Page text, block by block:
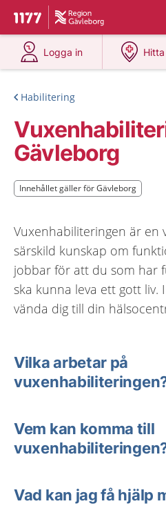
Till startsidan för 1177
Du har valt region
Logga in
på 1177.se
på
Habilitering
Gävleborg
Innehållet gäller för Gävleborg
Innehållet gäller för Gävleborg
Vuxenhabiliteringen är en
särskild kunskap om
jobbar för att du som har
ska kunna leva ett gott liv.
vända dig till din
Vilka arbetar på
Vem kan komma till
Vad kan jag få hjälp